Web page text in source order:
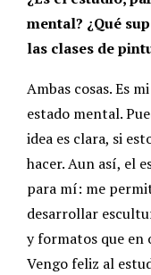
mental? ¿Qué
las clases de
Ambas cosas. Es
estado mental.
idea es clara, si
hacer. Aun así, el
para mí: me
desarrollar
y formatos que en
Vengo feliz al